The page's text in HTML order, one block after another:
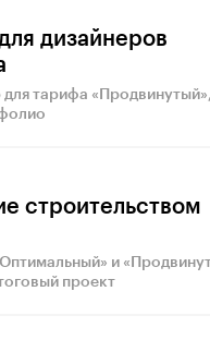
дизайнеров
тарифа «Продвинутый»,
строительством
и
проект